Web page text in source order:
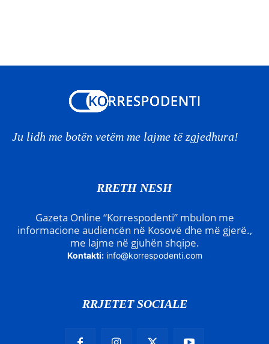
Ju lidh me botën vetëm me lajme të zgjedhura!
RRETH NESH
Gazeta Online “Korrespodenti” mbulon me
informacione audiencën në Kosovë dhe më gjerë.,
me lajme në gjuhën shqipe.
Kontakti: info@korrespodenti.com
RRJETET SOCIALE